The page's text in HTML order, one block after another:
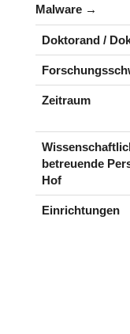
Malware
Doktorand /
Zeitraum
betreuende
Hof
Einrichtungen